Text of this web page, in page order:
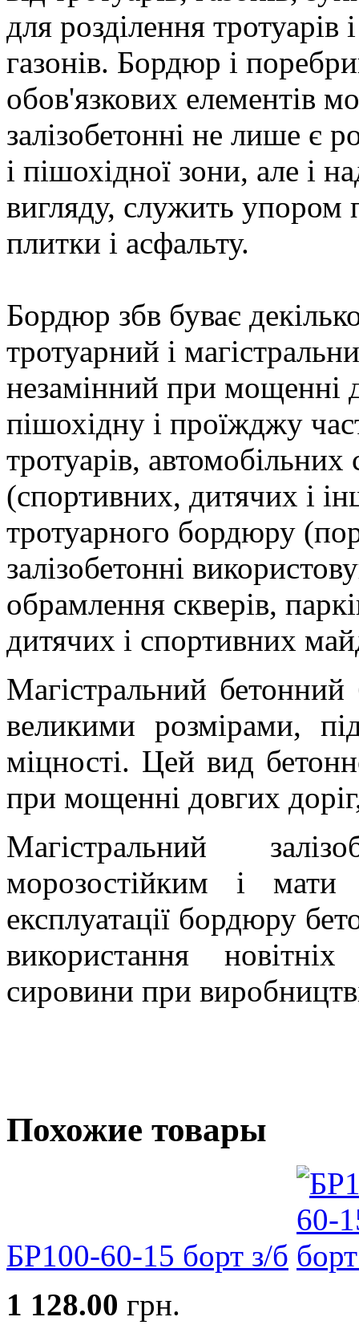
для розділення
газонів. Бордюр і
обов'язкових елементів
залізобетонні не лише є
і пішохідної зони, але і
вигляду, служить упором
плитки і асфальту.
Бордюр збв буває
тротуарний і
незамінний при мощенні
пішохідну і проїжджу
тротуарів,
(спортивних, дитячих і
тротуарного бордюру
залізобетонні
обрамлення скверів,
дитячих і спортивних
Магістральний
великими розмірами,
міцності. Цей вид
при мощенні довгих
Магістральний
морозостійким і мати
експлуатації бордюру
використання
сировини при
Похожие товары
БР100-60-15 борт з/б
1 128.00 грн.